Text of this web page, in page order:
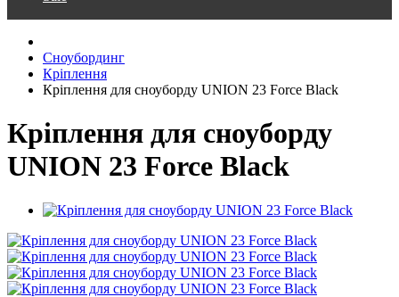
Сноубординг
Кріплення
Кріплення для сноуборду UNION 23 Force Black
Кріплення для сноуборду
UNION 23 Force Black